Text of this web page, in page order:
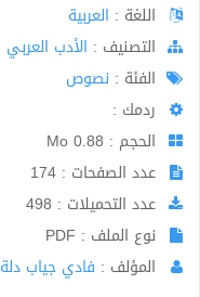
اللغة : العربية
اﻟﺘﺼﻨﻴﻒ : الأدب العربي
الفئة : نصوص
ردمك :
الحجم : 0.88 Mo
عدد الصفحات : 174
عدد التحميلات : 498
نوع الملف : PDF
المؤلف : فادي جياب دلة